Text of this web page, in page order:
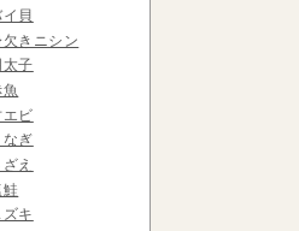
イ貝
欠きニシン
太子
エビ
なぎ
ざえ
鮭
ズキ